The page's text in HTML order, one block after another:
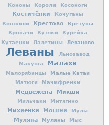
Кононы Короли Косоноги
Костичёнки
Кочуганы
Кошкили
Крестово Кретуны
Кропачи Кузяки
Курейка
Кутаёнки
Лалетины Леваново
Леваны
Льнозавод
Макуша
Малахи
Малорябинцы Малые Катаи
Матюги Мачифрёнки
Медвежена Микши
Мильчаки Митягино
Михиенки Мошни Мулы
Муляна Муляны
Мыс